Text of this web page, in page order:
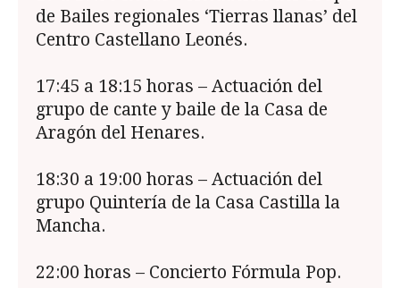
de Bailes regionales ‘Tierras llanas’ del
Centro Castellano Leonés.
17:45 a 18:15 horas – Actuación del
grupo de cante y baile de la Casa de
Aragón del Henares.
18:30 a 19:00 horas – Actuación del
grupo Quintería de la Casa Castilla la
Mancha.
22:00 horas – Concierto Fórmula Pop.